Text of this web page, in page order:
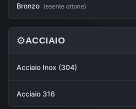
Bronzo (esente ottone)
⚙️ACCIAIO
Acciaio Inox (304)
Acciaio 316